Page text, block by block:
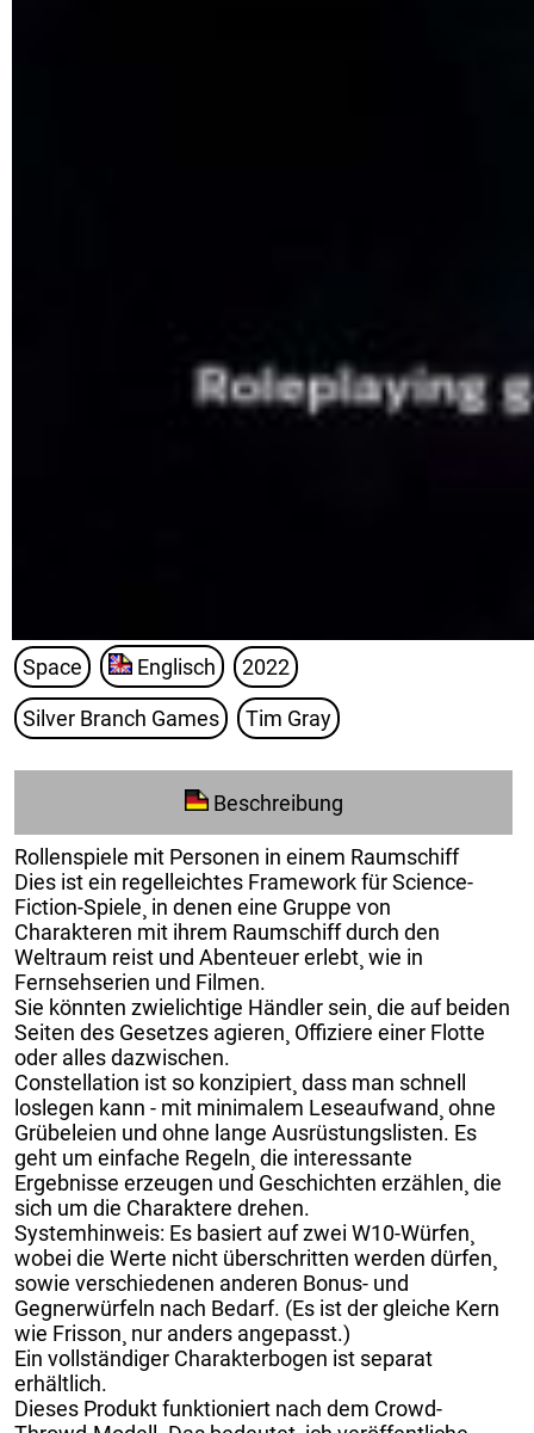
Space Englisch 2022
Silver Branch Games Tim Gray
Beschreibung
Rollenspiele mit Personen in einem Raumschiff
Dies ist ein regelleichtes Framework für Science-
Fiction-Spiele¸ in denen eine Gruppe von
Charakteren mit ihrem Raumschiff durch den
Weltraum reist und Abenteuer erlebt¸ wie in
Fernsehserien und Filmen.
Sie könnten zwielichtige Händler sein¸ die auf beiden
Seiten des Gesetzes agieren¸ Offiziere einer Flotte
oder alles dazwischen.
Constellation ist so konzipiert¸ dass man schnell
loslegen kann - mit minimalem Leseaufwand¸ ohne
Grübeleien und ohne lange Ausrüstungslisten. Es
geht um einfache Regeln¸ die interessante
Ergebnisse erzeugen und Geschichten erzählen¸ die
sich um die Charaktere drehen.
Systemhinweis: Es basiert auf zwei W10-Würfen¸
wobei die Werte nicht überschritten werden dürfen¸
sowie verschiedenen anderen Bonus- und
Gegnerwürfeln nach Bedarf. (Es ist der gleiche Kern
wie Frisson¸ nur anders angepasst.)
Ein vollständiger Charakterbogen ist separat
erhältlich.
Dieses Produkt funktioniert nach dem Crowd-